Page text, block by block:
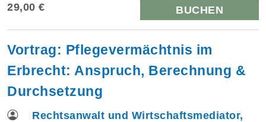
29,00 € BUCHEN
Vortrag: Pflegevermächtnis im
Erbrecht: Anspruch, Berechnung &
Durchsetzung
Rechtsanwalt und Wirtschaftsmediator,